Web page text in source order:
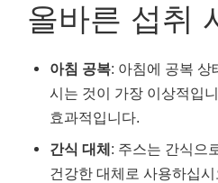
올바른 섭취
아침 공복: 아침에 공복 상
시는 것이 가장 이상적입
효과적입니다.
간식 대체: 주스는 간식으
건강한 대체로 사용하십시